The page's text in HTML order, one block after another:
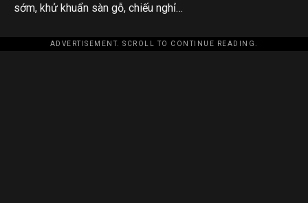
sớm, khử khuẩn sàn gỗ, chiếu nghỉ…
ADVERTISEMENT. SCROLL TO CONTINUE READING.